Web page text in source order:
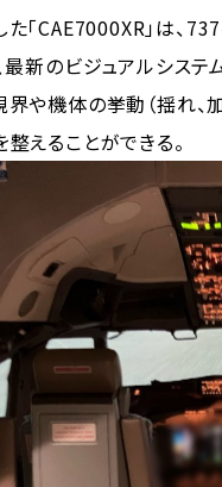
「CAE7000XR」は、
最新のビジュアルシス
や機体の挙動（揺れ、
えることができる。